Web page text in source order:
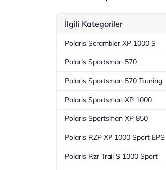
İlgili Kategoriler
Polaris Scrambler XP 1000 S
Polaris Sportsman 570
Polaris Sportsman 570 Touring
Polaris Sportsman XP 1000
Polaris Sportsman XP 850
Polaris RZP XP 1000 Sport EPS
Polaris Rzr Trail S 1000 Sport